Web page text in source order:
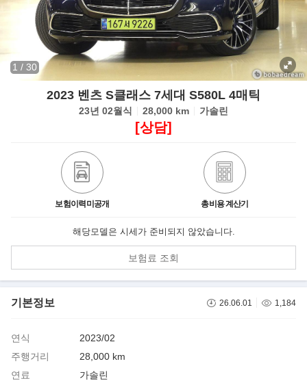
1 / 30
2023 벤츠 S클래스 7세대 S580L 4매틱
23년 02월식 28,000 km 가솔린
[상담]
보험이력미공개 총비용 계산기
해당모델은 시세가 준비되지 않았습니다.
보험료 조회
기본정보 26.06.01 1,184
연식
2023/02
주행거리
28,000 km
연료
가솔린